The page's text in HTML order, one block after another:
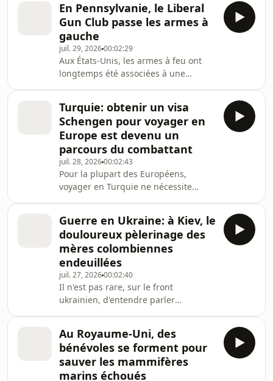
Méditerranée. Patrouillant dans les
eaux internationales au large de la
Libye, le navire humanitaire a
effectué samedi 18 juillet son premier
sauvetage de l’été. L’équipage a
secouru 38 migrants principalement
issus d’Érythrée, du Soudan et de
Somalie. Sous un sol
En Pennsylvanie, le Liberal
Gun Club passe les armes à
gauche
juil. 29, 202600:02:29
Aux États-Unis, les armes à feu ont
longtemps été associées à une
experts, elles séduisent désormais de
plus en plus l'électorat progressiste,
ainsi que les personnes de couleur et
LGBTQ+, surtout depuis la réélection
de Donald Trump en novembre 2024.
Illustration à Lancaster, dans le sud-
est de la Pennsylvanie. De notre
envoyé spéc
Turquie: obtenir un visa
Schengen pour voyager en
Europe est devenu un
parcours du combattant
juil. 28, 202600:02:43
Pour la plupart des Européens,
voyager en Turquie ne nécessite
compliqué d'obtenir le précieux
sésame pour l'espace Schengen. Près
de 1,3 million d'entre eux ont fait une
demande en 2025. Délais
interminables, rendez-vous
introuvables, demandes en hausse et
refus de plus en plus fréquents : la
« crise des visas », comme la qualifie
la pre
Guerre en Ukraine: à Kiev, le
douloureux pèlerinage des
mères colombiennes
endeuillées
juil. 27, 202600:02:40
Il n'est pas rare, sur le front
ukrainien, d'entendre parler
volontaires étrangers engagés aux
côtés de l'armée ukrainienne. Ils
seraient plus de 7 000 à s'être enrôlés
depuis l'invasion russe à grande
Au Royaume-Uni, des
bénévoles se forment pour
sauver les mammifères
marins échoués